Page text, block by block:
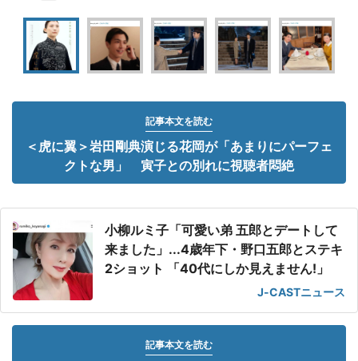
記事本文を読む
＜虎に翼＞岩田剛典演じる花岡が「あまりにパーフェ
クトな男」 寅子との別れに視聴者悶絶
小柳ルミ子「可愛い弟 五郎とデートして
来ました」...4歳年下・野口五郎とステキ
2ショット 「40代にしか見えません!」
J-CASTニュース
記事本文を読む